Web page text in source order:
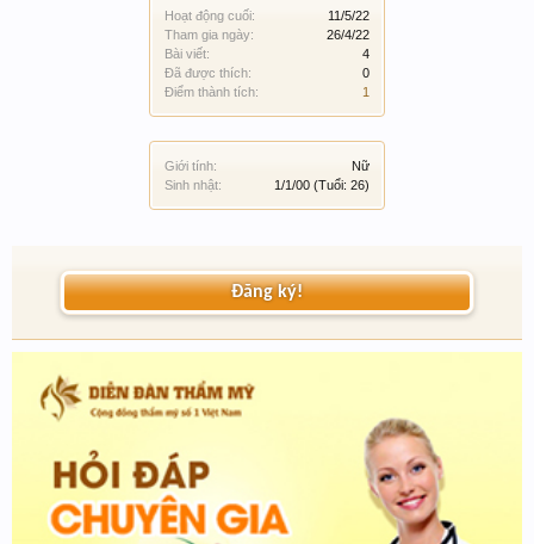
Hoạt động cuối:
11/5/22
Tham gia ngày:
26/4/22
Bài viết:
4
Đã được thích:
0
Điểm thành tích:
1
Giới tính:
Nữ
Sinh nhật:
1/1/00 (Tuổi: 26)
Đăng ký!